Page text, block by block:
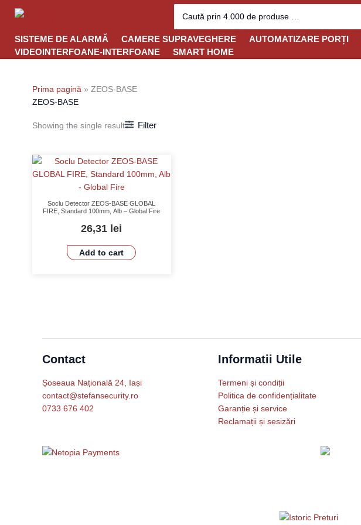
Search
for:
SISTEME DE ALARMĂ CAMERE SUPRAVEGHERE AUTOMATIZARE PORȚI
VIDEOINTERFOANE-INTERFOANE
SMART HOME
Prima pagină » ZEOS-BASE
ZEOS-BASE
Showing the single result Filter
Soclu Detector ZEOS-BASE GLOBAL
FIRE, Standard 100mm, Alb – Global Fire
26,31 lei
Add to cart
Contact
Șoseaua Națională 24, Iași
contact@stefansecurity.ro
0733 676 402
Informatii Utile
Termeni și condiții
Politica de confidențialitate
Garanție și service
Reclamații și sesizări